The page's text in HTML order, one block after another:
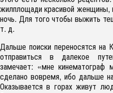
жилплощади красивой женщины,
ночь. Для того чтобы выжить
т. д.
Дальше поиски переносятся
отправиться в далекое
замечает: «мне кинематограф
сделано вовремя, ибо дальше
Оказывается в горах живут